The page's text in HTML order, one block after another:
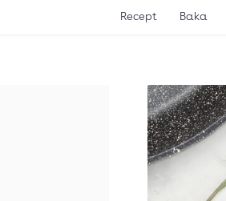
Recept Baka